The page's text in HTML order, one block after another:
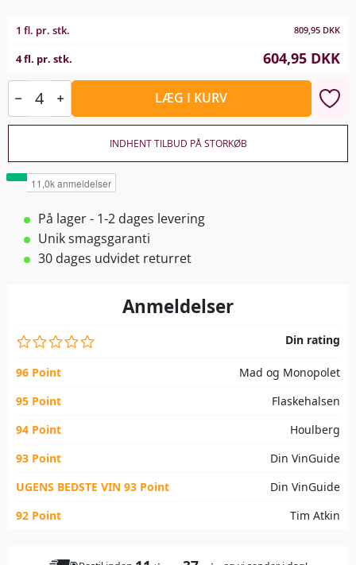
1 fl. pr. stk. 809,95 DKK
4 fl. pr. stk. 604,95 DKK
LÆG I KURV
INDHENT TILBUD PÅ STORKØB
På lager - 1-2 dages levering
Unik smagsgaranti
30 dages udvidet returret
Anmeldelser
Din rating
96 Point
Mad og Monopolet
95 Point
Flaskehalsen
94 Point
Houlberg
93 Point
Din VinGuide
UGENS BEDSTE VIN 93 Point
Din VinGuide
92 Point
Tim Atkin